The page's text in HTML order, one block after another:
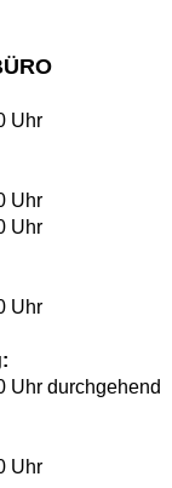
Uhr
Uhr
Uhr
Uhr
Uhr durchgehend
Uhr